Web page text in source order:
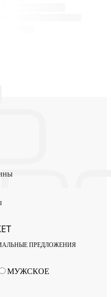
ПРЕДЛОЖЕНИЯ
МУЖСКОЕ